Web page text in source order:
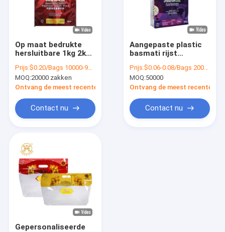
Rondleiding door de fabriek
Nieuws
Gevallen
Vraag een offerte
Koffie Verpakkende Zakken
snack verpakkende zakken
Braadstukkip verpakking
Op maat bedrukte
hersluitbare 1kg 2kg
rijstverpakkingszak
met plastic handvat,
rijstzak, plastic
afgesloten zak
Prijs:$0.20/Bags 10000-99999 Bags
MOQ:20000 zakken
Ontvang de meest recente Prijs
Contact nu
Aangepaste plastic
basmati rijst
hersluitbare zak met
ritssluiting bedrukte
rijstzakken 5kg
Prijs:$0.06-0.08/Bags 20000-999999 Bags
MOQ:50000
Ontvang de meest recente
Contact nu
Gepersonaliseerde